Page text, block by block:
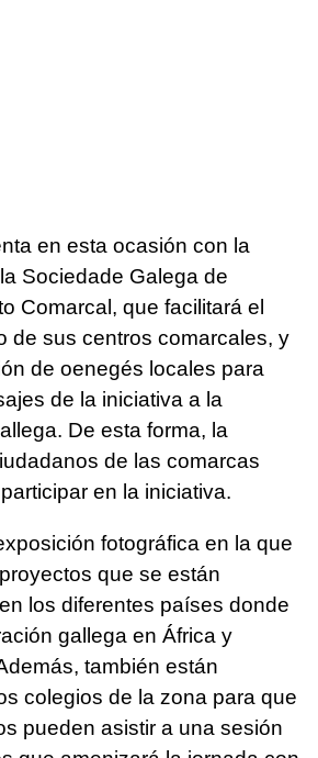
en esta ocasión con la
Sociedade Galega de
Comarcal, que facilitará el
de sus centros comarcales, y
de oenegés locales para
de la iniciativa a la
De esta forma, la
de las comarcas
en la iniciativa.
fotográfica en la que
que se están
los diferentes países donde
gallega en África y
también están
colegios de la zona para que
pueden asistir a una sesión